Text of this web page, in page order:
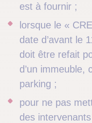
est à fournir ;
lorsque le «
date d’avant le
doit être refait
d’un immeuble,
parking ;
pour ne pas
des